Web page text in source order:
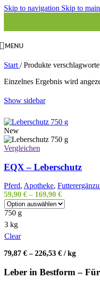
Skip to navigation Skip to
MENU
Start / Produkte
Einzelnes Ergebnis wird
Show sidebar
New
Vergleichen
EQX – Leberschutz
Pferd, Apotheke,
59,90 € – 169,90 €
750 g
3 kg
Clear
79,87 €–226,53 € /kg
Leber in Bestform –